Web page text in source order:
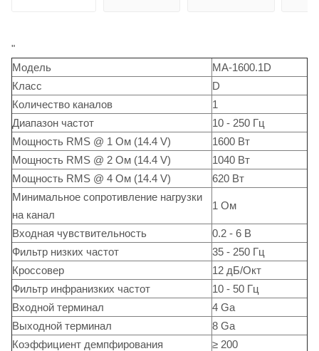
"
Модель
MA-1600.1D
Класс
D
Количество каналов
1
Диапазон частот
10 - 250 Гц
Мощность RMS @ 1 Ом (14.4 V)
1600 Вт
Мощность RMS @ 2 Ом (14.4 V)
1040 Вт
Мощность RMS @ 4 Ом (14.4 V)
620 Вт
Минимальное сопротивление нагрузки
на канал
1 Ом
Входная чувствительность
0.2 - 6 В
Фильтр низких частот
35 - 250 Гц
Кроссовер
12 дБ/Окт
Фильтр инфранизких частот
10 - 50 Гц
Входной терминал
4 Ga
Выходной терминал
8 Ga
Коэффициент демпфирования
≥ 200